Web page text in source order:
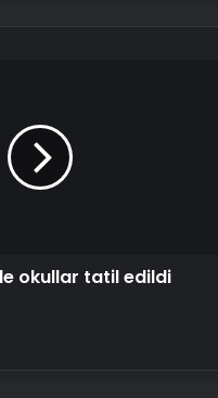
Üniversitesi’nden 2026 YKS
Çifte Güvence: Sabit
Üretim Tesislerine
okullar tatil edildi